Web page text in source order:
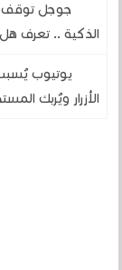
جوجل توقف
الذكية .. تعرف
يوتيوب
الأزرار ويُربك